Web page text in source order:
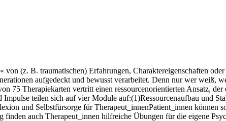
von (z. B. traumatischen) Erfahrungen, Charaktereigenschaften
aufgedeckt und bewusst verarbeitet. Denn nur wer weiß,
75 Therapiekarten vertritt einen ressourcenorientierten Ansatz,
teilen sich auf vier Module auf:(1)Ressourcenaufbau und
und Selbstfürsorge für Therapeut_innenPatient_innen können
auch Therapeut_innen hilfreiche Übungen für die eigene